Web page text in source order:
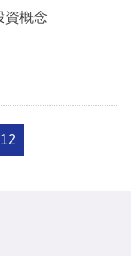
資概念
12